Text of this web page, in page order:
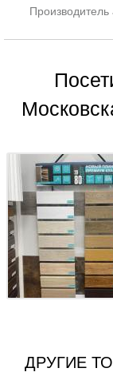
Производитель
ДРУГИЕ